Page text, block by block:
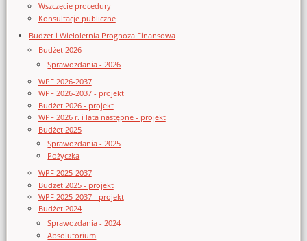
Wszczęcie procedury
Konsultacje publiczne
Budżet i Wieloletnia Prognoza Finansowa
Budżet 2026
Sprawozdania - 2026
WPF 2026-2037
WPF 2026-2037 - projekt
Budżet 2026 - projekt
WPF 2026 r. i lata następne - projekt
Budżet 2025
Sprawozdania - 2025
Pożyczka
WPF 2025-2037
Budżet 2025 - projekt
WPF 2025-2037 - projekt
Budżet 2024
Sprawozdania - 2024
Absolutorium